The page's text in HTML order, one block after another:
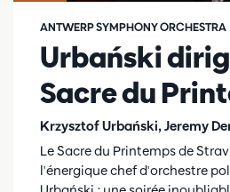
Urbański
Sacre du
Krzysztof Urbański, Jeremy
ANTWERP SYMPHONY ORCHESTRA
Le Sacre du Printemps de
l'énergique chef d'orchestre